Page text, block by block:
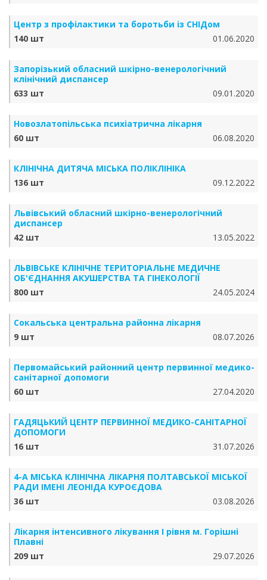
Центр з профілактики та боротьби із СНІДом
140 шт
01.06.2020
Запорізький обласний шкірно-венерологічний
клінічний диспансер
633 шт
09.01.2020
Новозлатопільська психіатрична лікарня
60 шт
06.08.2020
КЛІНІЧНА ДИТЯЧА МІСЬКА ПОЛІКЛІНІКА
136 шт
09.12.2022
Львівський обласний шкірно-венерологічний
диспансер
42 шт
13.05.2022
ЛЬВІВСЬКЕ КЛІНІЧНЕ ТЕРИТОРІАЛЬНЕ МЕДИЧНЕ
ОБ'ЄДНАННЯ АКУШЕРСТВА ТА ГІНЕКОЛОГІЇ
800 шт
24.05.2024
Сокальська центральна районна лікарня
9 шт
08.07.2026
Первомайський районний центр первинної медико-
санітарної допомоги
60 шт
27.04.2020
ГАДЯЦЬКИЙ ЦЕНТР ПЕРВИННОЇ МЕДИКО-САНІТАРНОЇ
ДОПОМОГИ
16 шт
31.07.2026
4-А МІСЬКА КЛІНІЧНА ЛІКАРНЯ ПОЛТАВСЬКОЇ МІСЬКОЇ
РАДИ ІМЕНІ ЛЕОНІДА КУРОЄДОВА
36 шт
03.08.2026
Лікарня інтенсивного лікування І рівня м. Горішні
Плавні
209 шт
29.07.2026